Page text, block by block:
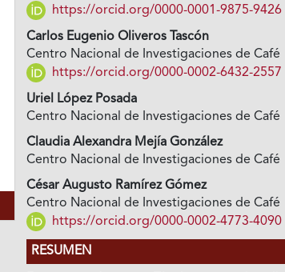
https://orcid.org/0000-0001-9875-9426
Carlos Eugenio Oliveros Tascón
Centro Nacional de Investigaciones de Café
https://orcid.org/0000-0002-6432-2557
Uriel López Posada
Centro Nacional de Investigaciones de Café
Claudia Alexandra Mejía González
Centro Nacional de Investigaciones de Café
César Augusto Ramírez Gómez
Centro Nacional de Investigaciones de Café
https://orcid.org/0000-0002-4773-4090
RESUMEN